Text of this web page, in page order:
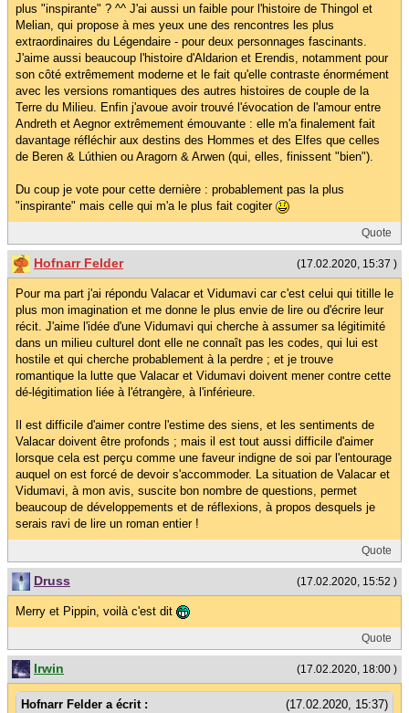
plus "inspirante" ? ^^ J'ai aussi un faible pour l'histoire de Thingol et
Melian, qui propose à mes yeux une des rencontres les plus
extraordinaires du Légendaire - pour deux personnages fascinants.
J'aime aussi beaucoup l'histoire d'Aldarion et Erendis, notamment pour
son côté extrêmement moderne et le fait qu'elle contraste énormément
avec les versions romantiques des autres histoires de couple de la
Terre du Milieu. Enfin j'avoue avoir trouvé l'évocation de l'amour entre
Andreth et Aegnor extrêmement émouvante : elle m'a finalement fait
davantage réfléchir aux destins des Hommes et des Elfes que celles
de Beren & Lúthien ou Aragorn & Arwen (qui, elles, finissent "bien").
Du coup je vote pour cette dernière : probablement pas la plus
"inspirante" mais celle qui m'a le plus fait cogiter
Quote
(17.02.2020, 15:37 )
Hofnarr Felder
Pour ma part j'ai répondu Valacar et Vidumavi car c'est celui qui titille le
plus mon imagination et me donne le plus envie de lire ou d'écrire leur
récit. J'aime l'idée d'une Vidumavi qui cherche à assumer sa légitimité
dans un milieu culturel dont elle ne connaît pas les codes, qui lui est
hostile et qui cherche probablement à la perdre ; et je trouve
romantique la lutte que Valacar et Vidumavi doivent mener contre cette
dé-légitimation liée à l'étrangère, à l'inférieure.
Il est difficile d'aimer contre l'estime des siens, et les sentiments de
Valacar doivent être profonds ; mais il est tout aussi difficile d'aimer
lorsque cela est perçu comme une faveur indigne de soi par l'entourage
auquel on est forcé de devoir s'accommoder. La situation de Valacar et
Vidumavi, à mon avis, suscite bon nombre de questions, permet
beaucoup de développements et de réflexions, à propos desquels je
serais ravi de lire un roman entier !
Quote
(17.02.2020, 15:52 )
Druss
Merry et Pippin, voilà c'est dit
Quote
(17.02.2020, 18:00 )
Irwin
(17.02.2020, 15:37)
Hofnarr Felder a écrit :